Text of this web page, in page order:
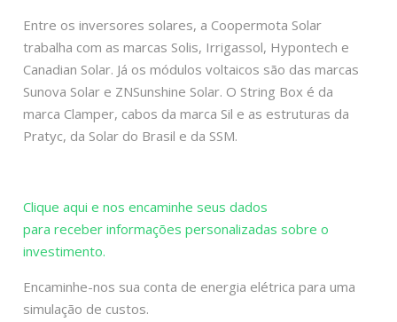
Entre os inversores solares, a Coopermota Solar
trabalha com as marcas Solis, Irrigassol, Hypontech e
Canadian Solar. Já os módulos voltaicos são das marcas
Sunova Solar e ZNSunshine Solar. O String Box é da
marca Clamper, cabos da marca Sil e as estruturas da
Pratyc, da Solar do Brasil e da SSM.
Clique aqui e nos encaminhe seus dados
para receber informações personalizadas sobre o
investimento.
Encaminhe-nos sua conta de energia elétrica para uma
simulação de custos.